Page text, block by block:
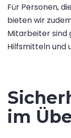
Für Personen,
bieten wir
Mitarbeiter sind
Hilfsmitteln und
im